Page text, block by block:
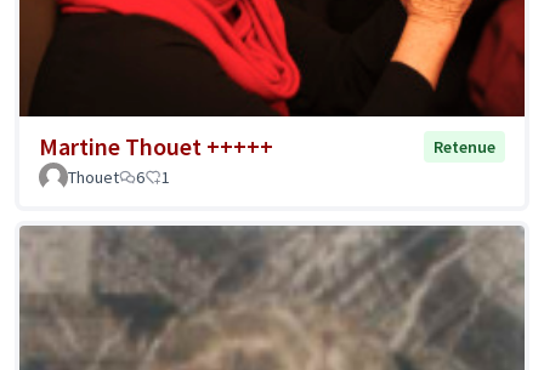
Martine Thouet +++++
Retenue
Thouet
6 1